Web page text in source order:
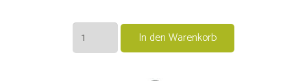
2024er
Müller-
In den Warenkorb